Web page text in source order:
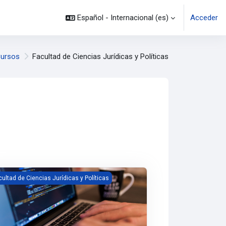
Español - Internacional ‎(es)‎ Acceder
Facultad de Ciencias Jurídicas y Políticas
1-TD01
Acciones Constitucionales PC24-2-TA01
de Ciencias Jurídicas y Políticas